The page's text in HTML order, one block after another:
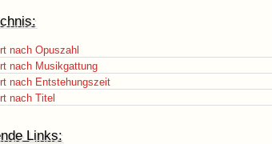
nach Opuszahl
nach Musikgattung
nach Entstehungszeit
nach Titel
Links: